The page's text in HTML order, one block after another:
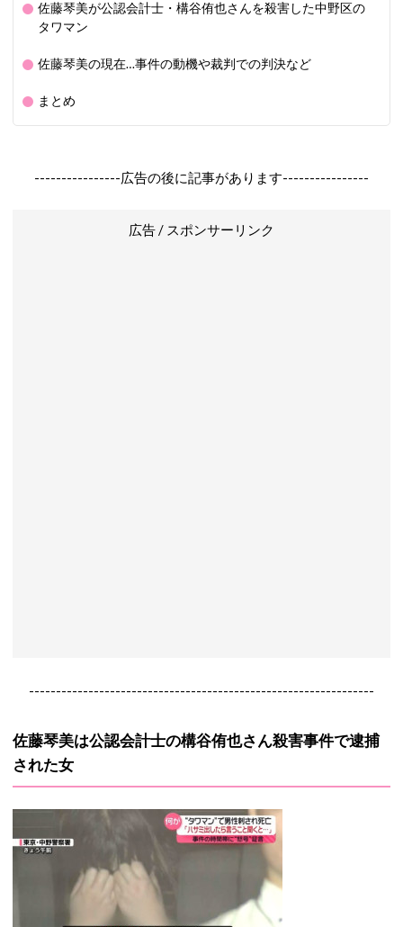
佐藤琴美が公認会計士・構谷侑也さんを殺害した中野区の
タワマン
佐藤琴美の現在…事件の動機や裁判での判決など
まとめ
----------------広告の後に記事があります----------------
広告 / スポンサーリンク
----------------------------------------------------------------
佐藤琴美は公認会計士の構谷侑也さん殺害事件で逮捕
された女